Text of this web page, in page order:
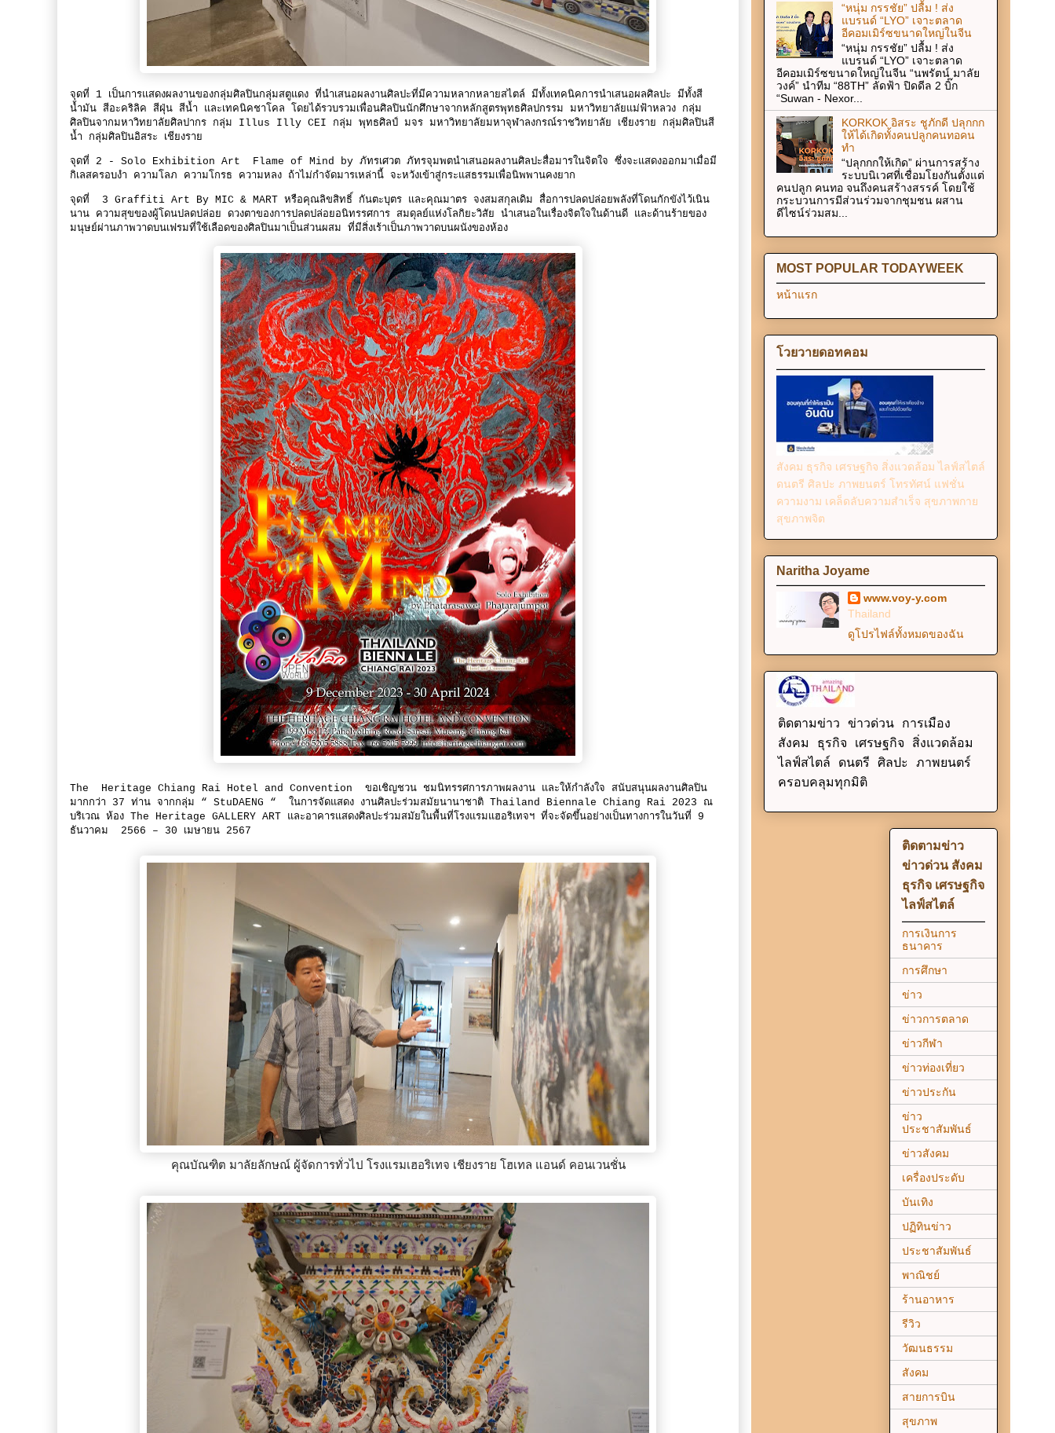
จุดที่ 1 เป็นการแสดงผลงานของกลุ่มศิลปินกลุ่มสตูแดง ที่นำเสนอผลงานศิลปะที่มีความหลากหลายสไตล์ มีทั้งเทคนิคการนำเสนอผลศิลปะ มีทั้งสี
น้ำมัน สีอะคริลิค สีฝุ่น สีน้ำ และเทคนิคชาโคล โดยได้รวบรวมเพื่อนศิลปินนักศึกษาจากหลักสูตรพุทธศิลปกรรม มหาวิทยาลัยแม่ฟ้าหลวง กลุ่ม
ศิลปินจากมหาวิทยาลัยศิลปากร กลุ่ม Illus Illy CEI กลุ่ม พุทธศิลป์ มจร มหาวิทยาลัยมหาจุฬาลงกรณ์ราชวิทยาลัย เชียงราย กลุ่มศิลปินสี
น้ำ กลุ่มศิลปินอิสระ เชียงราย
จุดที่ 2 - Solo Exhibition Art Flame of Mind by ภัทรเศวต ภัทรจุมพตนำเสนอผลงานศิลปะสื่อมารในจิตใจ ซึ่งจะแสดงออกมาเมื่อมี
กิเลสครอบงำ ความโลภ ความโกรธ ความหลง ถ้าไม่กำจัดมารเหล่านี้ จะหวังเข้าสู่กระแสธรรมเพื่อนิพพานคงยาก
จุดที่ 3 Graffiti Art By MIC & MART หรือคุณลิขสิทธิ์ กันตะบุตร และคุณมาตร จงสมสกุลเดิม สื่อการปลดปล่อยพลังที่โดนกักขังไว้เนิน
นาน ความสุขของผู้โดนปลดปล่อย ดวงตาของการปลดปล่อยอนิทรรศการ สมดุลย์แห่งโลกิยะวิสัย นำเสนอในเรื่องจิตใจในด้านดี และด้านร้ายของ
มนุษย์ผ่านภาพวาดบนเฟรมที่ใช้เลือดของศิลปินมาเป็นส่วนผสม ที่มีสิ่งเร้าเป็นภาพวาดบนผนังของห้อง
The Heritage Chiang Rai Hotel and Convention ขอเชิญชวน ชมนิทรรศการภาพผลงาน และให้กำลังใจ สนับสนุนผลงานศิลปิน
มากกว่า 37 ท่าน จากกลุ่ม “ StuDAENG “ ในการจัดแสดง งานศิลปะร่วมสมัยนานาชาติ Thailand Biennale Chiang Rai 2023 ณ
บริเวณ ห้อง The Heritage GALLERY ART และอาคารแสดงศิลปะร่วมสมัยในพื้นที่โรงแรมแฮอริเทจฯ ที่จะจัดขึ้นอย่างเป็นทางการในวันที่ 9
ธันวาคม 2566 – 30 เมษายน 2567
คุณบัณฑิต มาลัยลักษณ์ ผู้จัดการทั่วไป โรงแรมเฮอริเทจ เชียงราย โฮเทล แอนด์ คอนเวนชั่น
“หนุ่ม กรรชัย” ปลื้ม ! ส่ง
แบรนด์ “LYO” เจาะตลาด
อีคอมเมิร์ซขนาดใหญ่ในจีน
“หนุ่ม กรรชัย” ปลื้ม ! ส่ง
แบรนด์ “LYO” เจาะตลาด
อีคอมเมิร์ซขนาดใหญ่ในจีน “นพรัตน์ มาลัย
วงค์” นำทีม “88TH” ลัดฟ้า ปิดดีล 2 บิ๊ก
“Suwan - Nexor...
KORKOK อิสระ ชูภักดี ปลุกกก
ให้ได้เกิดทั้งคนปลูกคนทอคน
ทำ
“ปลุกกกให้เกิด” ผ่านการสร้าง
ระบบนิเวศที่เชื่อมโยงกันตั้งแต่
คนปลูก คนทอ จนถึงคนสร้างสรรค์ โดยใช้
กระบวนการมีส่วนร่วมจากชุมชน ผสาน
ดีไซน์ร่วมสม...
MOST POPULAR TODAYWEEK
หน้าแรก
โวยวายดอทคอม
สังคม ธุรกิจ เศรษฐกิจ สิ่งแวดล้อม ไลฟ์สไตล์
ดนตรี ศิลปะ ภาพยนตร์ โทรทัศน์ แฟชั่น
ความงาม เคล็ดลับความสำเร็จ สุขภาพกาย
สุขภาพจิต
Naritha Joyame
www.voy-y.com
Thailand
ดูโปรไฟล์ทั้งหมดของฉัน
ติดตามข่าว ข่าวด่วน การเมือง
สังคม ธุรกิจ เศรษฐกิจ สิ่งแวดล้อม
ไลฟ์สไตล์ ดนตรี ศิลปะ ภาพยนตร์
ครอบคลุมทุกมิติ
ติดตามข่าว
ข่าวด่วน สังคม
ธุรกิจ เศรษฐกิจ
ไลฟ์สไตล์
การเงินการ
ธนาคาร
การศึกษา
ข่าว
ข่าวการตลาด
ข่าวกีฬา
ข่าวท่องเที่ยว
ข่าวประกัน
ข่าว
ประชาสัมพันธ์
ข่าวสังคม
เครื่องประดับ
บันเทิง
ปฏิทินข่าว
ประชาสัมพันธ์
พาณิชย์
ร้านอาหาร
รีวิว
วัฒนธรรม
สังคม
สายการบิน
สุขภาพ